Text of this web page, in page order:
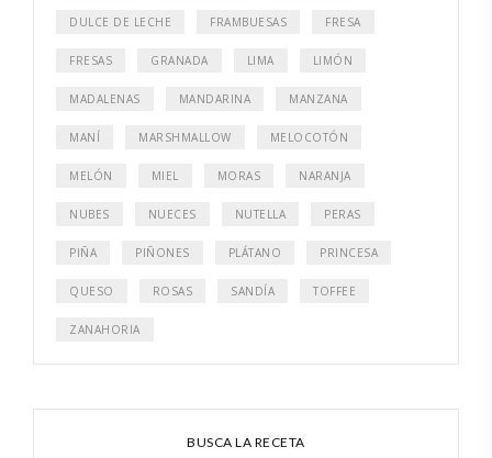
DULCE DE LECHE FRAMBUESAS FRESA
FRESAS GRANADA LIMA LIMÓN
MADALENAS MANDARINA MANZANA
MANÍ MARSHMALLOW MELOCOTÓN
MELÓN MIEL MORAS NARANJA
NUBES NUECES NUTELLA PERAS
PIÑA PIÑONES PLÁTANO PRINCESA
QUESO ROSAS SANDÍA TOFFEE
ZANAHORIA
BUSCA LA RECETA